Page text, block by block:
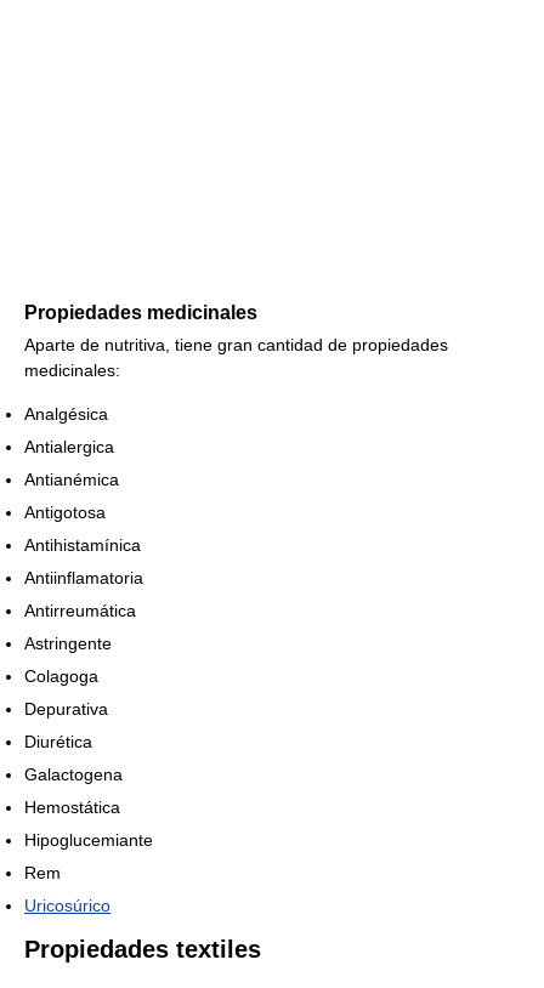
Propiedades medicinales
Aparte de nutritiva, tiene gran cantidad de propiedades
medicinales:
Analgésica
Antialergica
Antianémica
Antigotosa
Antihistamínica
Antiinflamatoria
Antirreumática
Astringente
Colagoga
Depurativa
Diurética
Galactogena
Hemostática
Hipoglucemiante
Rem
Uricosúrico
Propiedades textiles